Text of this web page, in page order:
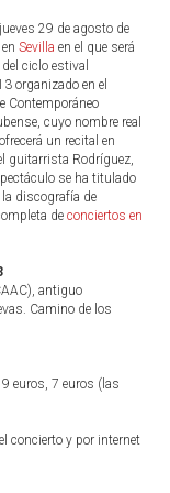
29 de agosto de
Sevilla en el que será
ciclo estival
organizado en el
Contemporáneo
cuyo nombre real
un recital en
guitarrista Rodríguez,
se ha titulado
discografía de
de conciertos en
antiguo
Camino de los
euros, 7 euros (las
concierto y por internet